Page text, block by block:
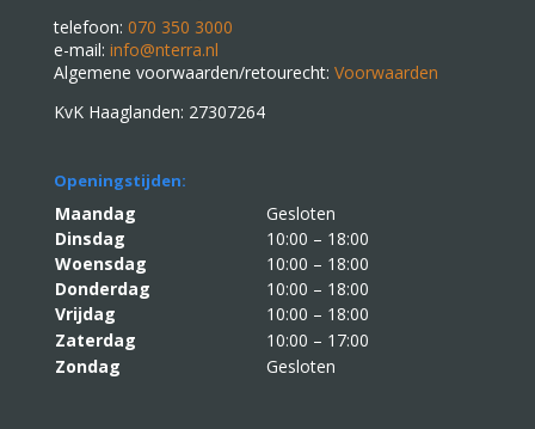
telefoon: 070 350 3000
e-mail: info@nterra.nl
Algemene voorwaarden/retourecht: Voorwaarden
KvK Haaglanden: 27307264
Openingstijden:
Maandag
Gesloten
Dinsdag
10:00 – 18:00
Woensdag
10:00 – 18:00
Donderdag
10:00 – 18:00
Vrijdag
10:00 – 18:00
Zaterdag
10:00 – 17:00
Zondag
Gesloten